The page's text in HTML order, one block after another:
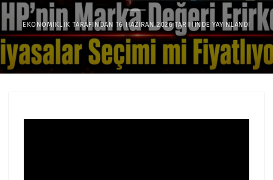
EKONOMIKLIK TARAFINDAN 16 HAZIRAN 2026TARIHINDE YAYINLANDI